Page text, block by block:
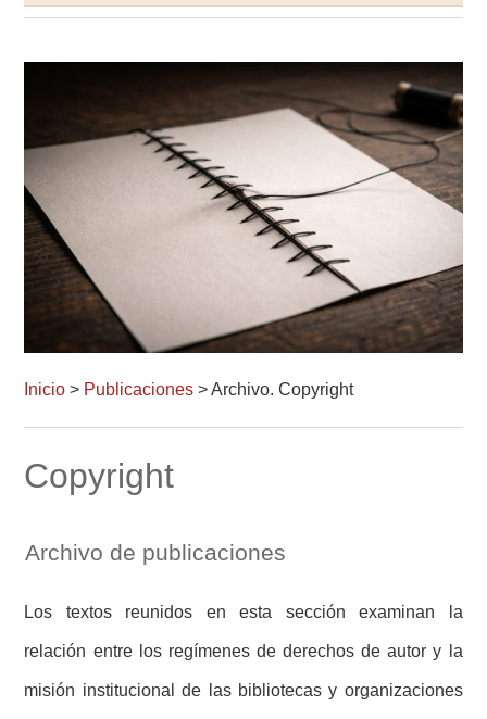
Inicio > Publicaciones > Archivo. Copyright
Copyright
Archivo de publicaciones
Los textos reunidos en esta sección examinan la
relación entre los regímenes de derechos de autor y la
misión institucional de las bibliotecas y organizaciones